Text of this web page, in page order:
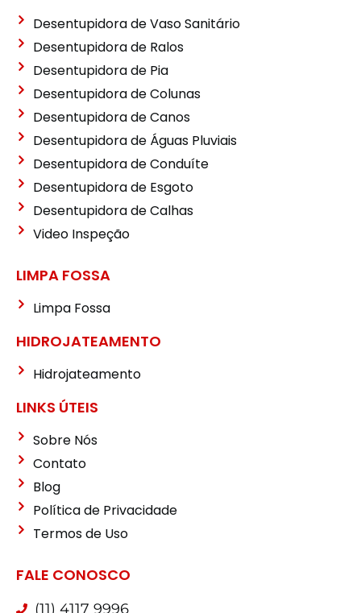
Desentupidora de Vaso Sanitário
Desentupidora de Ralos
Desentupidora de Pia
Desentupidora de Colunas
Desentupidora de Canos
Desentupidora de Águas Pluviais
Desentupidora de Conduíte
Desentupidora de Esgoto
Desentupidora de Calhas
Video Inspeção
LIMPA FOSSA
Limpa Fossa
HIDROJATEAMENTO
Hidrojateamento
LINKS ÚTEIS
Sobre Nós
Contato
Blog
Política de Privacidade
Termos de Uso
FALE CONOSCO
(11) 4117 9996